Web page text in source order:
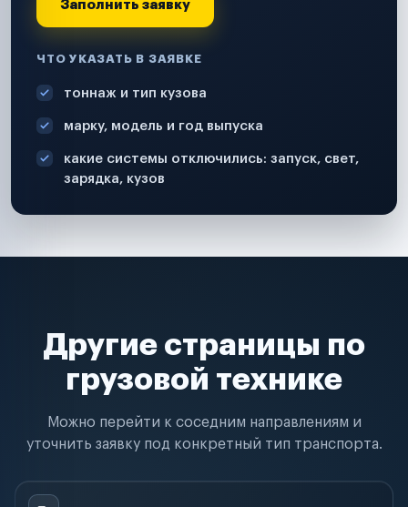
Заполнить заявку
ЧТО УКАЗАТЬ В ЗАЯВКЕ
тоннаж и тип кузова
марку, модель и год выпуска
какие системы отключились: запуск, свет,
зарядка, кузов
Другие страницы по
грузовой технике
Можно перейти к соседним направлениям и
уточнить заявку под конкретный тип транспорта.